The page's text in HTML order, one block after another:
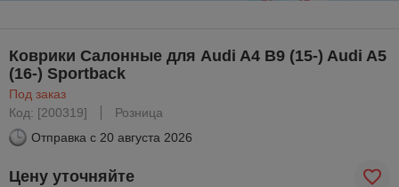
Коврики Салонные для Audi A4 B9 (15-) Audi A5
(16-) Sportback
Под заказ
Код: [200319]
Розница
Отправка с 20 августа 2026
Цену уточняйте